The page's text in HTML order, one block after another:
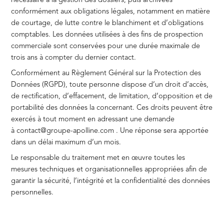
conformément aux obligations légales, notamment en matière
de courtage, de lutte contre le blanchiment et d’obligations
comptables. Les données utilisées à des fins de prospection
commerciale sont conservées pour une durée maximale de
trois ans à compter du dernier contact.
Conformément au Règlement Général sur la Protection des
Données (RGPD), toute personne dispose d’un droit d’accès,
de rectification, d’effacement, de limitation, d’opposition et de
portabilité des données la concernant. Ces droits peuvent être
exercés à tout moment en adressant une demande
à contact@groupe-apolline.com . Une réponse sera apportée
dans un délai maximum d’un mois.
Le responsable du traitement met en œuvre toutes les
mesures techniques et organisationnelles appropriées afin de
garantir la sécurité, l’intégrité et la confidentialité des données
personnelles.